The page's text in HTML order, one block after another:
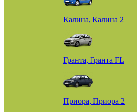
Калина, Калина 2
Гранта, Гранта FL
Приора, Приора 2